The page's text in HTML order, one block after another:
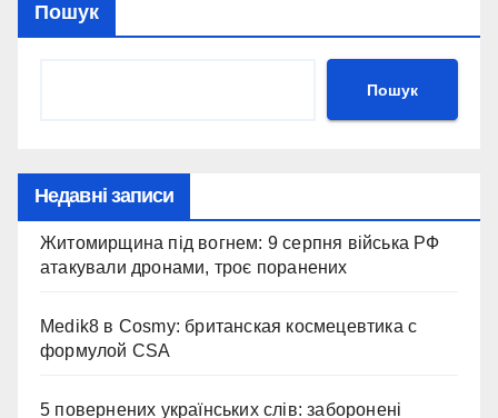
Пошук
Пошук
Недавні записи
Житомирщина під вогнем: 9 серпня війська РФ
атакували дронами, троє поранених
Medik8 в Cosmy: британская космецевтика с
формулой CSA
5 повернених українських слів: заборонені